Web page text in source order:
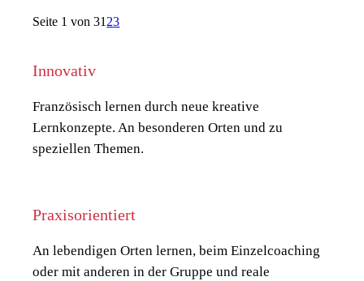
Seite 1 von 31 23
Innovativ
Französisch lernen durch neue kreative
Lernkonzepte. An besonderen Orten und zu
speziellen Themen.
Praxisorientiert
An lebendigen Orten lernen, beim Einzelcoaching
oder mit anderen in der Gruppe und reale